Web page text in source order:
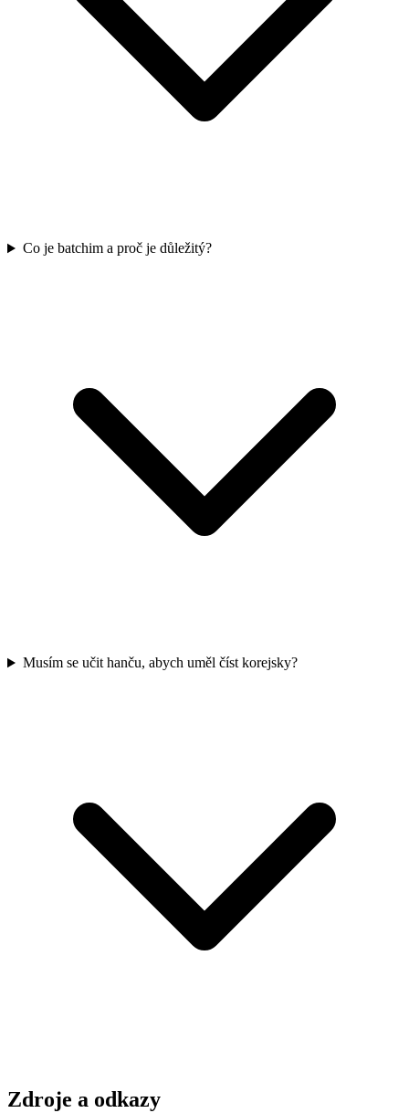
Co je batchim a proč je důležitý?
Musím se učit hanču, abych uměl číst korejsky?
Zdroje a odkazy